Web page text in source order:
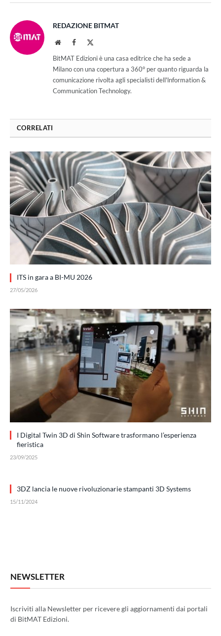
REDAZIONE BITMAT
WebsiteFacebook
BitMAT Edizioni è una casa editrice che ha sede a
Milano con una copertura a 360° per quanto riguarda la
comunicazione rivolta agli specialisti dell'lnformation &
Communication Technology.
CORRELATI
ITS in gara a BI-MU 2026
27/05/2026
I Digital Twin 3D di Shin Software trasformano l’esperienza
fieristica
23/09/2025
3DZ lancia le nuove rivoluzionarie stampanti 3D Systems
15/11/2024
NEWSLETTER
Iscriviti alla Newsletter per ricevere gli aggiornamenti dai portali
di BitMAT Edizioni.